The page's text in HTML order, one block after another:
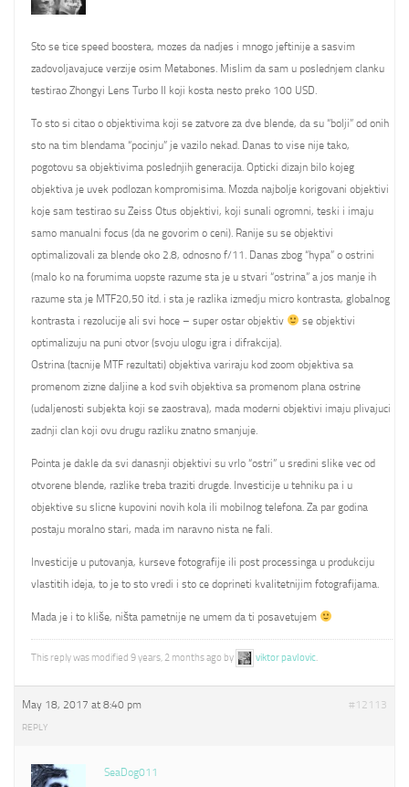
Sto se tice speed boostera, mozes da nadjes i mnogo jeftinije a sasvim
zadovoljavajuce verzije osim Metabones. Mislim da sam u poslednjem clanku
testirao Zhongyi Lens Turbo II koji kosta nesto preko 100 USD.
To sto si citao o objektivima koji se zatvore za dve blende, da su “bolji” od onih
sto na tim blendama “pocinju” je vazilo nekad. Danas to vise nije tako,
pogotovu sa objektivima poslednjih generacija. Opticki dizajn bilo kojeg
objektiva je uvek podlozan kompromisima. Mozda najbolje korigovani objektivi
koje sam testirao su Zeiss Otus objektivi, koji sunali ogromni, teski i imaju
samo manualni focus (da ne govorim o ceni). Ranije su se objektivi
optimalizovali za blende oko 2.8, odnosno f/11. Danas zbog “hypa” o ostrini
(malo ko na forumima uopste razume sta je u stvari “ostrina” a jos manje ih
razume sta je MTF20,50 itd. i sta je razlika izmedju micro kontrasta, globalnog
kontrasta i rezolucije ali svi hoce – super ostar objektiv
se objektivi
optimalizuju na puni otvor (svoju ulogu igra i difrakcija).
Ostrina (tacnije MTF rezultati) objektiva variraju kod zoom objektiva sa
promenom zizne daljine a kod svih objektiva sa promenom plana ostrine
(udaljenosti subjekta koji se zaostrava), mada moderni objektivi imaju plivajuci
zadnji clan koji ovu drugu razliku znatno smanjuje.
Pointa je dakle da svi danasnji objektivi su vrlo “ostri” u sredini slike vec od
otvorene blende, razlike treba traziti drugde. Investicije u tehniku pa i u
objektive su slicne kupovini novih kola ili mobilnog telefona. Za par godina
postaju moralno stari, mada im naravno nista ne fali.
Investicije u putovanja, kurseve fotografije ili post processinga u produkciju
vlastitih ideja, to je to sto vredi i sto ce doprineti kvalitetnijim fotografijama.
Mada je i to kliše, ništa pametnije ne umem da ti posavetujem
This reply was modified 9 years, 2 months ago by viktor pavlovic.
May 18, 2017 at 8:40 pm #12113
REPLY
SeaDog011